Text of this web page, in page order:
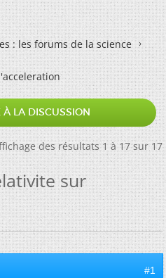
: les forums de la science
À LA DISCUSSION
des résultats 1 à 17 sur 17
sur
#1